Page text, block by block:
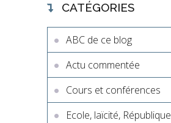
CATÉGORIES
ABC de ce blog
Actu commentée
Cours et conférences
Ecole, laïcité, République